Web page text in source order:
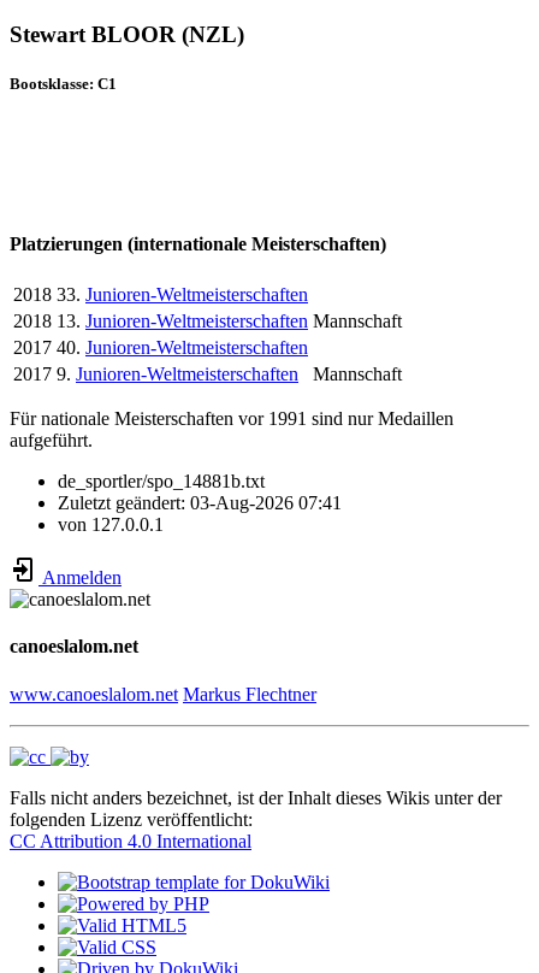
Stewart BLOOR (NZL)
Bootsklasse: C1
Platzierungen (internationale Meisterschaften)
2018 33. Junioren-Weltmeisterschaften
2018 13. Junioren-Weltmeisterschaften Mannschaft
2017 40. Junioren-Weltmeisterschaften
2017 9. Junioren-Weltmeisterschaften Mannschaft
Für nationale Meisterschaften vor 1991 sind nur Medaillen
aufgeführt.
de_sportler/spo_14881b.txt
Zuletzt geändert: 03-Aug-2026 07:41
von 127.0.0.1
Anmelden
canoeslalom.net
www.canoeslalom.net Markus Flechtner
Falls nicht anders bezeichnet, ist der Inhalt dieses Wikis unter der
folgenden Lizenz veröffentlicht:
CC Attribution 4.0 International